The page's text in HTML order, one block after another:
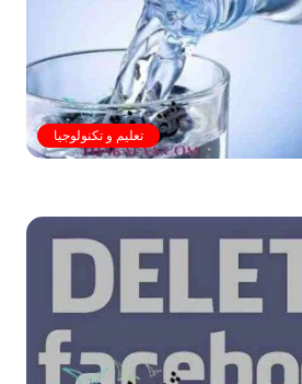
تعليم و تكنولوجيا